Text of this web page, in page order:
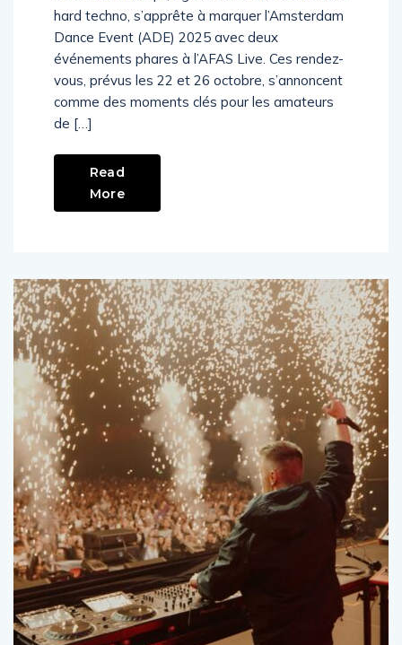
hard techno, s’apprête à marquer l’Amsterdam
Dance Event (ADE) 2025 avec deux
événements phares à l’AFAS Live. Ces rendez-
vous, prévus les 22 et 26 octobre, s’annoncent
comme des moments clés pour les amateurs
de […]
Read
More